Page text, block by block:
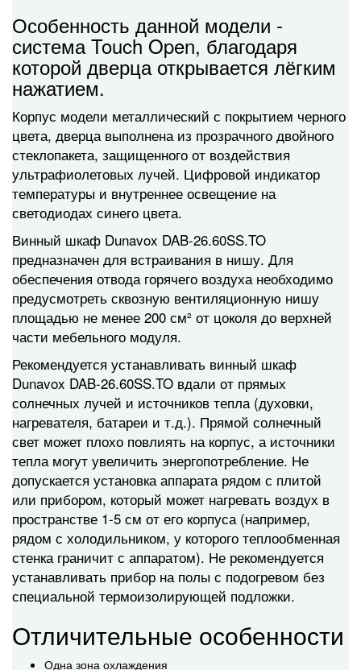
Особенность данной модели -
система Touch Open, благодаря
которой дверца открывается лёгким
нажатием.
Корпус модели металлический с покрытием черного
цвета, дверца выполнена из прозрачного двойного
стеклопакета, защищенного от воздействия
ультрафиолетовых лучей. Цифровой индикатор
температуры и внутреннее освещение на
светодиодах синего цвета.
Винный шкаф Dunavox DAB-26.60SS.TO
предназначен для встраивания в нишу. Для
обеспечения отвода горячего воздуха необходимо
предусмотреть сквозную вентиляционную нишу
площадью не менее 200 см² от цоколя до верхней
части мебельного модуля.
Рекомендуется устанавливать винный шкаф
Dunavox DAB-26.60SS.TO вдали от прямых
солнечных лучей и источников тепла (духовки,
нагревателя, батареи и т.д.). Прямой солнечный
свет может плохо повлиять на корпус, а источники
тепла могут увеличить энергопотребление. Не
допускается установка аппарата рядом с плитой
или прибором, который может нагревать воздух в
пространстве 1-5 см от его корпуса (например,
рядом с холодильником, у которого теплообменная
стенка граничит с аппаратом). Не рекомендуется
устанавливать прибор на полы с подогревом без
специальной термоизолирующей подложки.
Отличительные особенности
Одна зона охлаждения